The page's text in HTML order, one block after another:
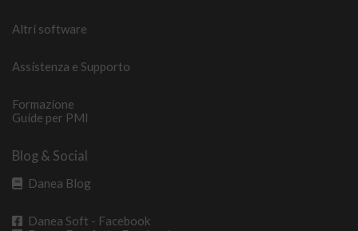
Altri software
Assistenza e Supporto
Formazione
Guide per PMI
Blog & Social
Danea Blog
Danea Soft - Facebook